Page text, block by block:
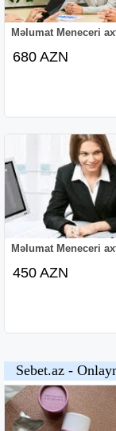
Məlumat Meneceri
680 AZN
Məlumat Meneceri
450 AZN